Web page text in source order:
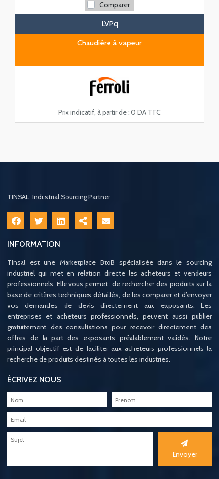
Comparer
LVPq
Chaudière à vapeur
Prix indicatif, à partir de : 0 DA TTC
TINSAL: Industrial Sourcing Partner
INFORMATION
Tinsal est une Marketplace BtoB spécialisée dans le sourcing
industriel qui met en relation directe les acheteurs et vendeurs
professionnels. Elle vous permet : de rechercher des produits sur la
base de critères techniques détaillés, de les comparer et d’envoyer
vos demandes de devis directement aux exposants. Les
entreprises et acheteurs professionnels, peuvent aussi publier
gratuitement des consultations pour recevoir directement des
offres de la part des exposants préalablement validés. Notre
principal objectif est de faciliter aux acheteurs professionnels la
recherche de produits destinés à toutes les industries.
ÉCRIVEZ NOUS
Envoyer